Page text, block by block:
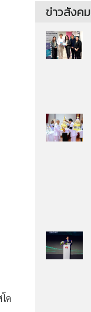
ค
ข่าวสังคม